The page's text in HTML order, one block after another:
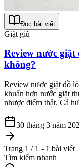
Đọc bài viết
Giặt giũ
Review nước
không?
Review nước giặt đồ
khuẩn hơn nước giặt
nhược điểm thật. Cả
30 tháng 3 năm
Trang 1 / 1 - 1 bài viết
Tìm kiếm nhanh